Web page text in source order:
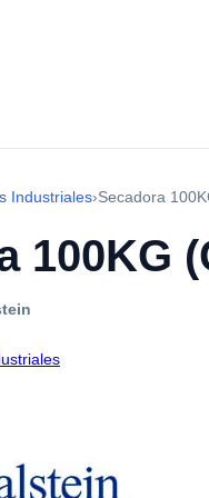
Industriales›Secadora
100KG